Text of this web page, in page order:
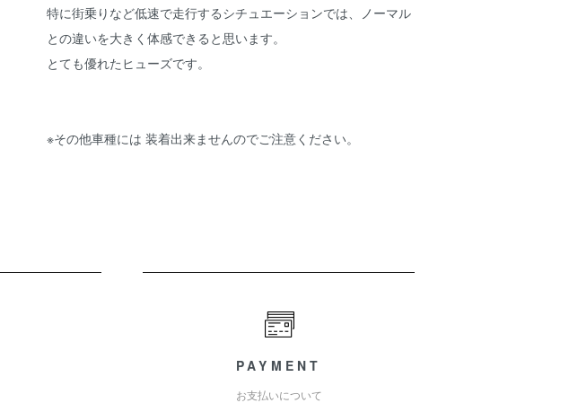
特に街乗りなど低速で走行するシチュエーションでは、ノーマル
との違いを大きく体感できると思います。
とても優れたヒューズです。
※その他車種には 装着出来ませんのでご注意ください。
PAYMENT
お支払いについて